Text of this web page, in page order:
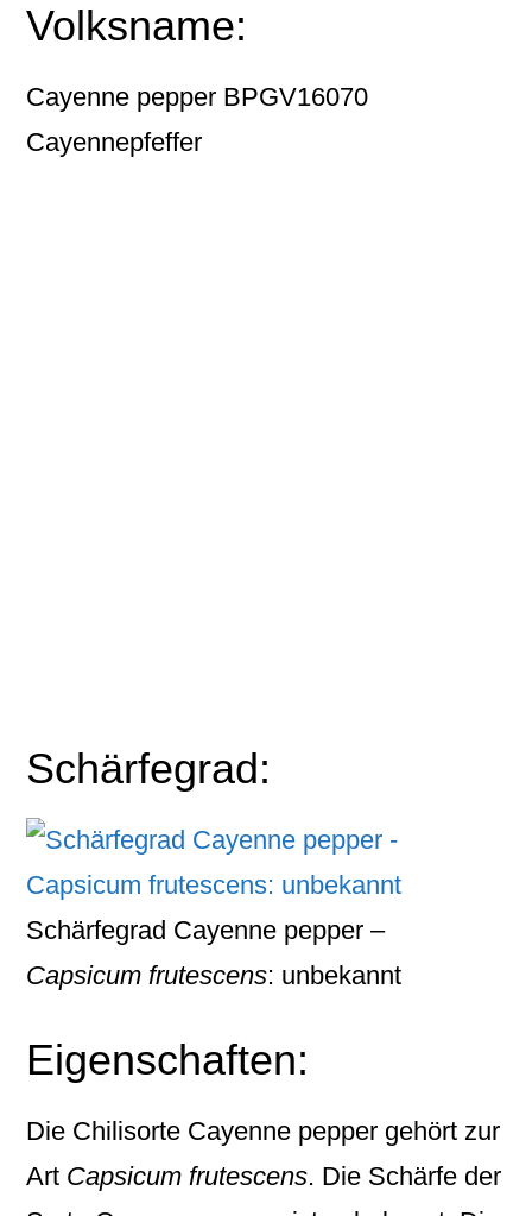
Volksname:
Cayenne pepper BPGV16070
Cayennepfeffer
Schärfegrad:
Schärfegrad Cayenne pepper –
Capsicum frutescens: unbekannt
Eigenschaften:
Die Chilisorte Cayenne pepper gehört zur
Art Capsicum frutescens. Die Schärfe der